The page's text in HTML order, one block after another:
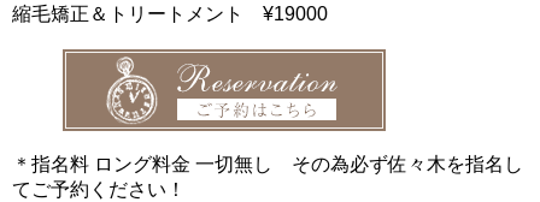
縮毛矯正＆トリートメント ¥19000
＊指名料 ロング料金 一切無し その為必ず佐々木を指名し
てご予約ください！